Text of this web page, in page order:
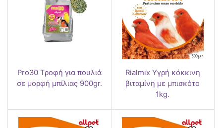
Pro30 Τροφή για πουλιά
σε μορφή μπίλιας 900gr.
Rialmix Υγρή κόκκινη
βιταμίνη με μπισκότο
1kg.